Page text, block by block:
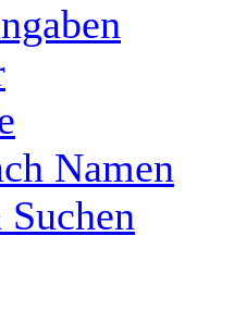
Namen